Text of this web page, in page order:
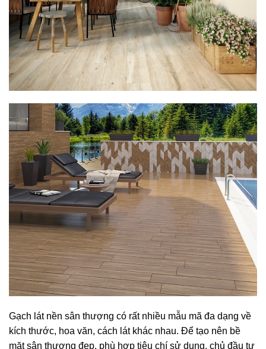
Gạch lát nền sân thượng có rất nhiều mẫu mã đa dạng về
kích thước, hoa văn, cách lát khác nhau. Để tạo nên bề
mặt sân thượng đẹp, phù hợp tiêu chí sử dụng, chủ đầu tư